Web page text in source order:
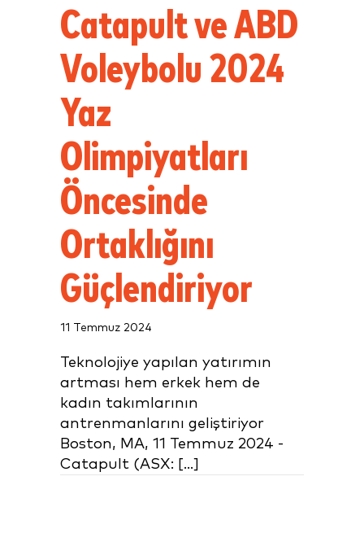
Catapult ve ABD
Voleybolu 2024
Yaz
Olimpiyatları
Öncesinde
Ortaklığını
Güçlendiriyor
11 Temmuz 2024
Teknolojiye yapılan yatırımın
artması hem erkek hem de
kadın takımlarının
antrenmanlarını geliştiriyor
Boston, MA, 11 Temmuz 2024 -
Catapult (ASX: [...]